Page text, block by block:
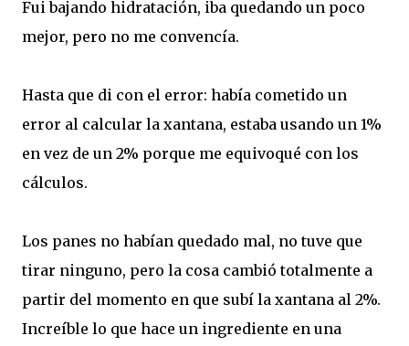
Fui bajando hidratación, iba quedando un poco
mejor, pero no me convencía.
Hasta que di con el error: había cometido un
error al calcular la xantana, estaba usando un 1%
en vez de un 2% porque me equivoqué con los
cálculos.
Los panes no habían quedado mal, no tuve que
tirar ninguno, pero la cosa cambió totalmente a
partir del momento en que subí la xantana al 2%.
Increíble lo que hace un ingrediente en una